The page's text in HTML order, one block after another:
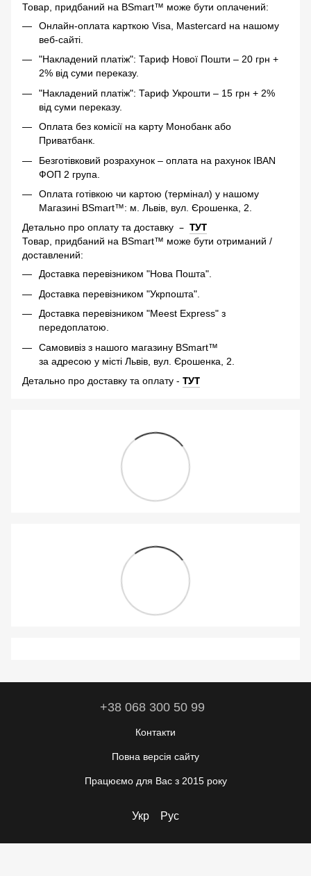
Товар, придбаний на BSmart™ може бути оплачений:
Онлайн-оплата карткою Visa, Mastercard на нашому
веб-сайті.
"Накладений платіж": Тариф Нової Пошти – 20 грн +
2% від суми переказу.
"Накладений платіж": Тариф Укрошти – 15 грн + 2%
від суми переказу.
Оплата без комісії на карту Монобанк або
Приватбанк.
Безготівковий розрахунок – оплата на рахунок IBAN
ФОП 2 група.
Оплата готівкою чи картою (термінал) у нашому
Магазині BSmart™: м. Львів, вул. Єрошенка, 2.
Детально про оплату та доставку – ТУТ
Товар, придбаний на BSmart™ може бути отриманий /
доставлений:
Доставка перевізником "Нова Пошта".
Доставка перевізником "Укрпошта".
Доставка перевізником "Meest Express" з
передоплатою.
Самовивіз з нашого магазину BSmart™
за адресою у місті Львів, вул. Єрошенка, 2.
Детально про доставку та оплату - ТУТ
+38 068 300 50 99
Контакти
Повна версія сайту
Працюємо для Вас з 2015 року
Укр Рус